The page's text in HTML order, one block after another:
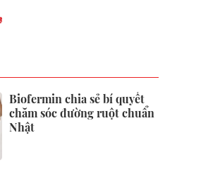
Biofermin chia sẻ bí quyết
chăm sóc đường ruột chuẩn
Nhật